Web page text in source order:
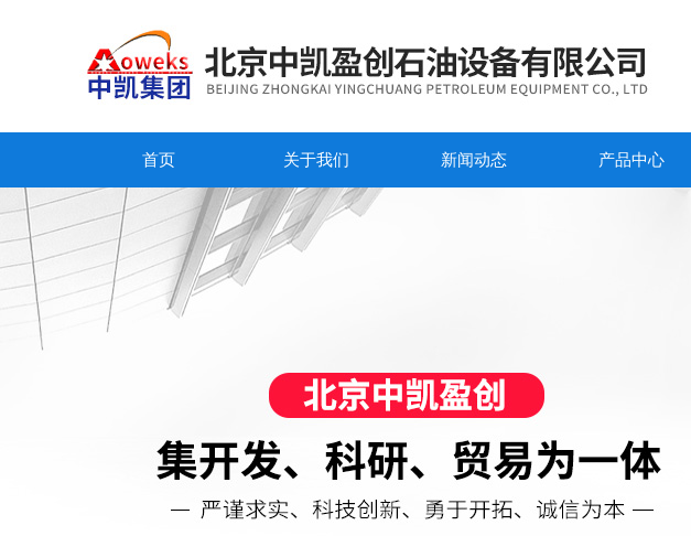
首页 关于我们 新闻动态 产品中心